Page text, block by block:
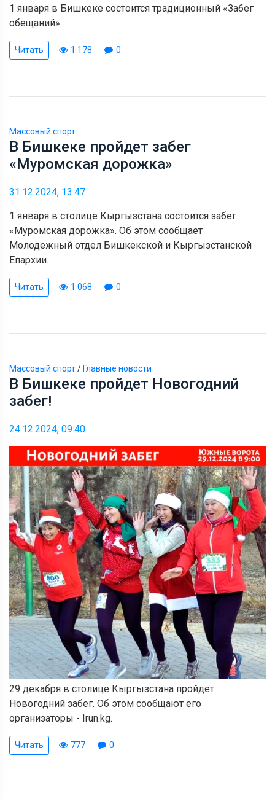
1 января в Бишкеке состоится традиционный «Забег
обещаний».
Читать 1 178 0
Массовый спорт
В Бишкеке пройдет забег
«Муромская дорожка»
31.12.2024, 13:47
1 января в столице Кыргызстана состоится забег
«Муромская дорожка». Об этом сообщает
Молодежный отдел Бишкекской и Кыргызстанской
Епархии.
Читать 1 068 0
Массовый спорт/Главные новости
В Бишкеке пройдет Новогодний
забег!
24.12.2024, 09:40
29 декабря в столице Кыргызстана пройдет
Новогодний забег. Об этом сообщают его
организаторы - Irun.kg.
Читать 777 0